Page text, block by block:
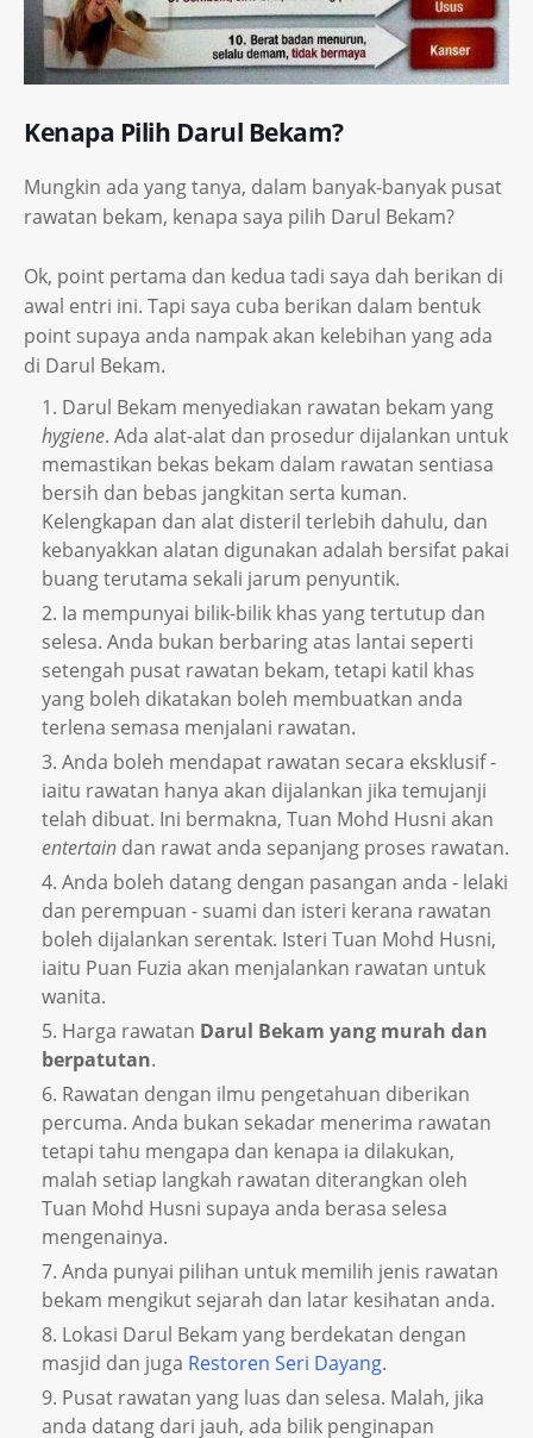
Kenapa Pilih Darul Bekam?
Mungkin ada yang tanya, dalam banyak-banyak pusat
rawatan bekam, kenapa saya pilih Darul Bekam?
Ok, point pertama dan kedua tadi saya dah berikan di
awal entri ini. Tapi saya cuba berikan dalam bentuk
point supaya anda nampak akan kelebihan yang ada
di Darul Bekam.
Darul Bekam menyediakan rawatan bekam yang
hygiene. Ada alat-alat dan prosedur dijalankan untuk
memastikan bekas bekam dalam rawatan sentiasa
bersih dan bebas jangkitan serta kuman.
Kelengkapan dan alat disteril terlebih dahulu, dan
kebanyakkan alatan digunakan adalah bersifat pakai
buang terutama sekali jarum penyuntik.
Ia mempunyai bilik-bilik khas yang tertutup dan
selesa. Anda bukan berbaring atas lantai seperti
setengah pusat rawatan bekam, tetapi katil khas
yang boleh dikatakan boleh membuatkan anda
terlena semasa menjalani rawatan.
Anda boleh mendapat rawatan secara eksklusif -
iaitu rawatan hanya akan dijalankan jika temujanji
telah dibuat. Ini bermakna, Tuan Mohd Husni akan
entertain dan rawat anda sepanjang proses rawatan.
Anda boleh datang dengan pasangan anda - lelaki
dan perempuan - suami dan isteri kerana rawatan
boleh dijalankan serentak. Isteri Tuan Mohd Husni,
iaitu Puan Fuzia akan menjalankan rawatan untuk
wanita.
Harga rawatan Darul Bekam yang murah dan
berpatutan.
Rawatan dengan ilmu pengetahuan diberikan
percuma. Anda bukan sekadar menerima rawatan
tetapi tahu mengapa dan kenapa ia dilakukan,
malah setiap langkah rawatan diterangkan oleh
Tuan Mohd Husni supaya anda berasa selesa
mengenainya.
Anda punyai pilihan untuk memilih jenis rawatan
bekam mengikut sejarah dan latar kesihatan anda.
Lokasi Darul Bekam yang berdekatan dengan
masjid dan juga Restoren Seri Dayang.
Pusat rawatan yang luas dan selesa. Malah, jika
anda datang dari jauh, ada bilik penginapan